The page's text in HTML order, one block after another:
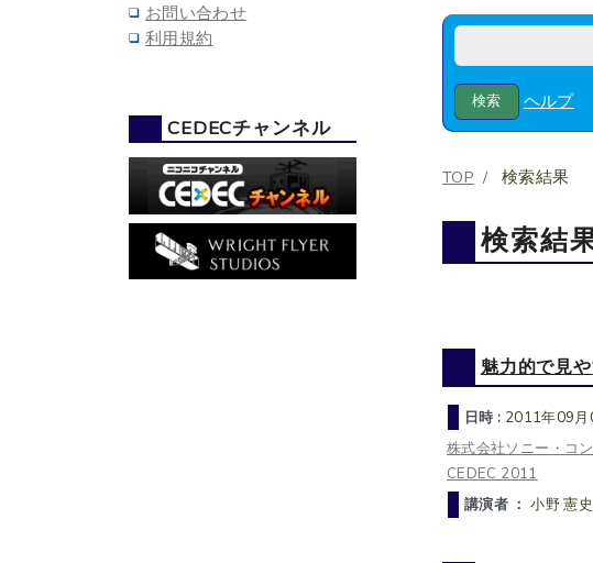
ヘルプ
TOP 検索結果
検索結
魅力的で見
日時 : 2011年09
株式会社ソニー・コ
CEDEC 2011
講演者 ：小野 憲史
お問い合わせ
利用規約
CEDECチャンネル